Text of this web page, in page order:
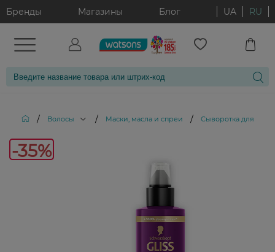
Бренды Магазины Блог UA RU
/ Волосы / Маски, масла и спреи / Сыворотка для
-35%